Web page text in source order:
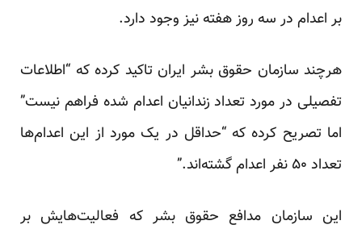
بر اعدام در سه روز هفته نیز وجود دارد.
هرچند سازمان حقوق بشر ایران تاکید کرده که “اطلاعات
تفصیلی در مورد تعداد زندانیان اعدام شده فراهم نیست”
اما تصریح کرده که “حداقل در یک مورد از این اعدام‌ها
تعداد ۵۰ نفر اعدام گشته‌اند.”
این سازمان مدافع حقوق بشر که فعالیت‌هایش بر